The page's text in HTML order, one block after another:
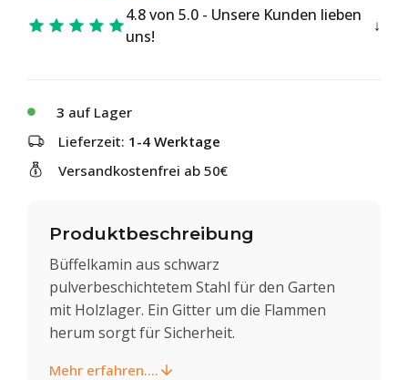
4.8 von 5.0 - Unsere Kunden lieben
uns!
3 auf Lager
Lieferzeit: 1-4 Werktage
Versandkostenfrei ab 50€
Produktbeschreibung
Büffelkamin aus schwarz
pulverbeschichtetem Stahl für den Garten
mit Holzlager. Ein Gitter um die Flammen
herum sorgt für Sicherheit.
Mehr erfahren....